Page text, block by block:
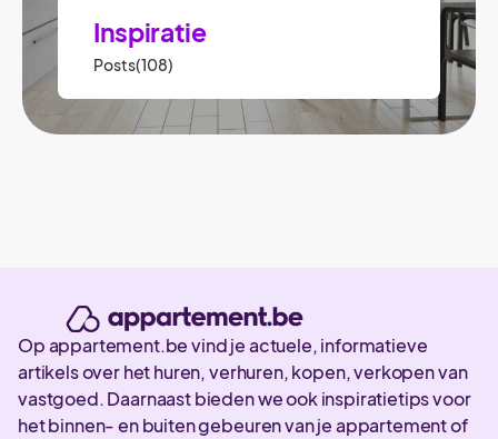
Inspiratie
Posts(108)
Op appartement.be vind je actuele, informatieve
artikels over het huren, verhuren, kopen, verkopen van
vastgoed. Daarnaast bieden we ook inspiratietips voor
het binnen- en buiten gebeuren van je appartement of